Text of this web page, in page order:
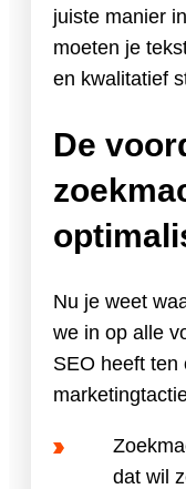
juiste manier
moeten je
en kwalitatief
De
Nu je weet
we in op alle
SEO heeft ten
dat wil